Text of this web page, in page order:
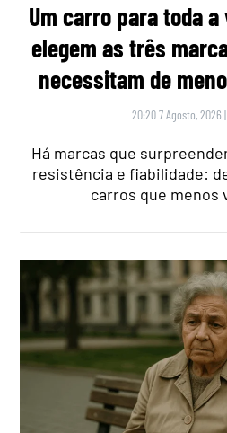
Um carro para toda
elegem as três
necessitam de
20:20 7 Agosto, 2026 |
Há marcas que
resistência e fiabilidade:
carros que menos